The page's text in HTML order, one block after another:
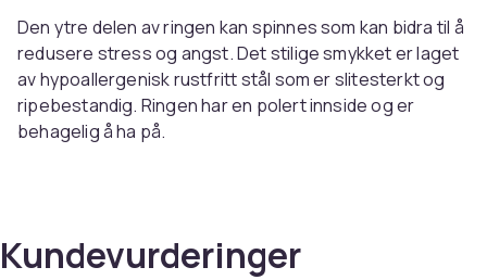
Den ytre delen av ringen kan spinnes som kan bidra til å
redusere stress og angst. Det stilige smykket er laget
av hypoallergenisk rustfritt stål som er slitesterkt og
ripebestandig. Ringen har en polert innside og er
behagelig å ha på.
Mål: 19x6 mm
Kundevurderinger